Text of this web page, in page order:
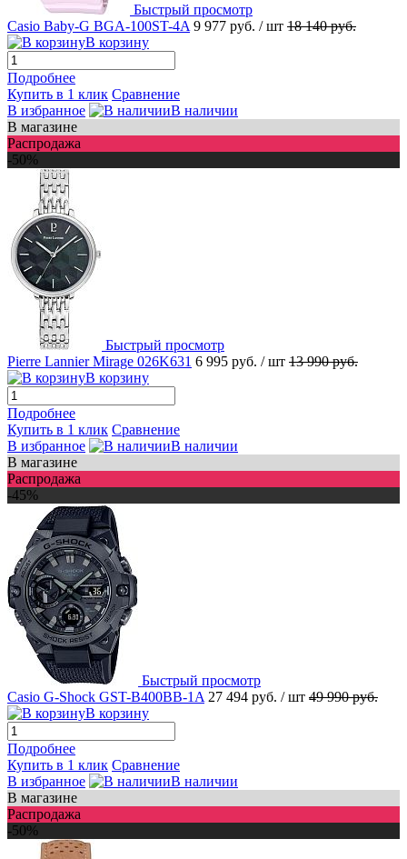
Быстрый просмотр
Casio Baby-G BGA-100ST-4A 9 977 руб. / шт 18 140 руб.
В корзину
Подробнее
Купить в 1 клик Сравнение
В избранное
В наличии
В магазине
Распродажа
-50%
Быстрый просмотр
Pierre Lannier Mirage 026K631 6 995 руб. / шт 13 990 руб.
В корзину
Подробнее
Купить в 1 клик Сравнение
В избранное
В наличии
В магазине
Распродажа
-45%
Быстрый просмотр
Casio G-Shock GST-B400BB-1A 27 494 руб. / шт 49 990 руб.
В корзину
Подробнее
Купить в 1 клик Сравнение
В избранное
В наличии
В магазине
Распродажа
-50%